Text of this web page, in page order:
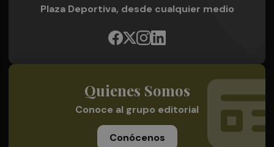
Plaza Deportiva, desde cualquier medio
Quienes Somos
Conoce al grupo editorial
Conócenos